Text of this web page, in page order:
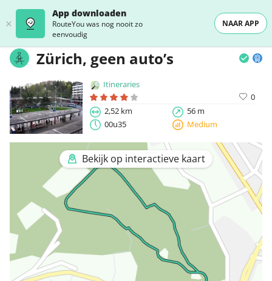
App downloaden
RouteYou was nog nooit zo
eenvoudig
NAAR APP
Zürich, geen auto’s
Itineraries
0
2,52 km
56 m
00u35
Medium
Bekijk op interactieve kaart